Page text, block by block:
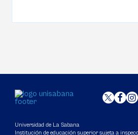
Universidad de La Sabana
Institución de educación superior sujeta a